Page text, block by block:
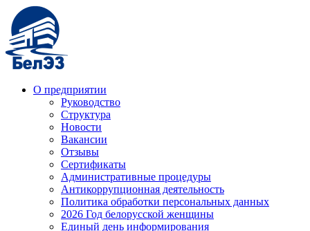
О предприятии
Руководство
Структура
Новости
Вакансии
Отзывы
Сертификаты
Административные процедуры
Антикоррупционная деятельность
Политика обработки персональных данных
2026 Год белорусской женщины
Единый день информирования